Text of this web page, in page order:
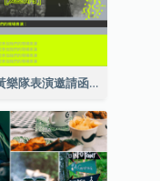
螢光黃樂隊表演邀請函